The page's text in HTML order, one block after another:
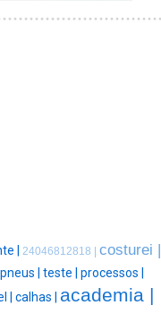
| 24046812818 | costurei |
pneus | teste | processos |
| calhas | academia |